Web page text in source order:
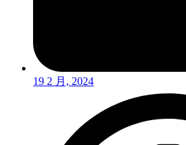
19 2 月, 2024